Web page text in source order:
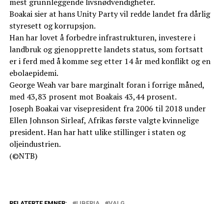
mest grunnleggende livsnødvendigheter.
Boakai sier at hans Unity Party vil redde landet fra dårlig
styresett og korrupsjon.
Han har lovet å forbedre infrastrukturen, investere i
landbruk og gjenopprette landets status, som fortsatt
er i ferd med å komme seg etter 14 år med konflikt og en
ebolaepidemi.
George Weah var bare marginalt foran i forrige måned,
med 43,83 prosent mot Boakais 43,44 prosent.
Joseph Boakai var visepresident fra 2006 til 2018 under
Ellen Johnson Sirleaf, Afrikas første valgte kvinnelige
president. Han har hatt ulike stillinger i staten og
oljeindustrien.
(©NTB)